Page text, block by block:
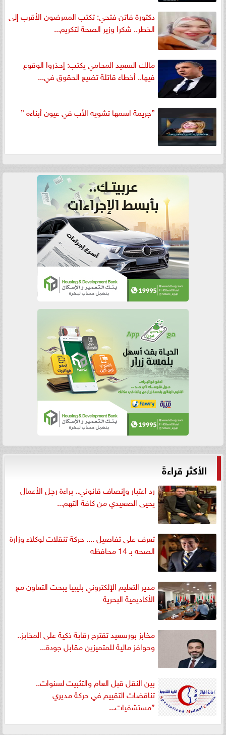
دكتورة فاتن فتحي: تكتب الممرضون الأقرب إلى
الخطر.. شكرا وزير الصحة لتكريم...
مالك السعيد المحامي يكتب: إحذروا الوقوع
فيها.. أخطاء قاتلة تضيع الحقوق في...
”جريمة اسمها تشويه الأب في عيون أبناءه ”
الأكثر قراءةً
رد اعتبار وإنصاف قانوني.. براءة رجل الأعمال
يحيى الصعيدي من كافة التهم...
تعرف على تفاصيل .... حركة تنقلات لوكلاء وزارة
الصحه بـ 14 محافظه
مدير التعليم الإلكتروني بليبيا يبحث التعاون مع
الأكاديمية البحرية
مخابز بورسعيد تقترح رقابة ذكية على المخابز..
وحوافز مالية للمتميزين مقابل جودة...
بين النقل قبل العام والتثبيت لسنوات..
تناقضات التقييم في حركة مديري
”مستشفيات...